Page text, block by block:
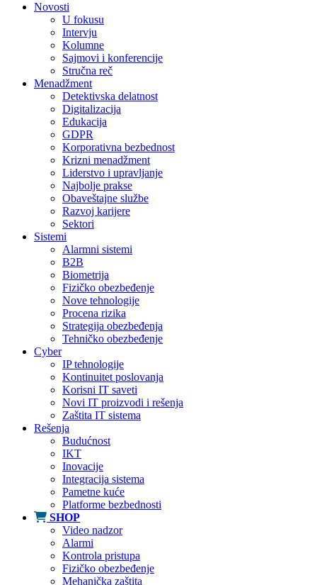
Novosti
U fokusu
Intervju
Kolumne
Sajmovi i konferencije
Stručna reč
Menadžment
Detektivska delatnost
Digitalizacija
Edukacija
GDPR
Korporativna bezbednost
Krizni menadžment
Liderstvo i upravljanje
Najbolje prakse
Obaveštajne službe
Razvoj karijere
Sektori
Sistemi
Alarmni sistemi
B2B
Biometrija
Fizičko obezbeđenje
Nove tehnologije
Procena rizika
Strategija obezbeđenja
Tehničko obezbeđenje
Cyber
IP tehnologije
Kontinuitet poslovanja
Korisni IT saveti
Novi IT proizvodi i rešenja
Zaštita IT sistema
Rešenja
Budućnost
IKT
Inovacije
Integracija sistema
Pametne kuće
Platforme bezbednosti
SHOP
Video nadzor
Alarmi
Kontrola pristupa
Fizičko obezbeđenje
Mehanička zaštita